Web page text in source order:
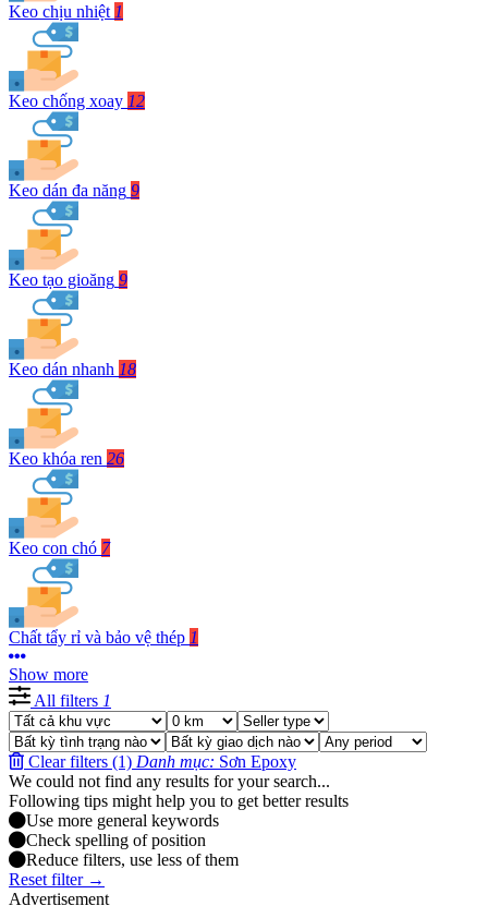
Keo chịu nhiệt 1
Keo chống xoay 12
Keo dán đa năng 9
Keo tạo gioăng 9
Keo dán nhanh 18
Keo khóa ren 26
Keo con chó 7
Chất tẩy rỉ và bảo vệ thép 1
Show more
All filters 1
Clear filters (1) Danh mục: Sơn Epoxy
We could not find any results for your search...
Following tips might help you to get better results
Use more general keywords
Check spelling of position
Reduce filters, use less of them
Reset filter →
Advertisement